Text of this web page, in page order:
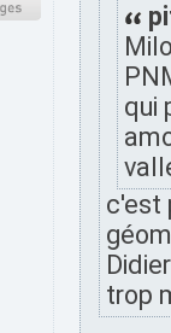
qui
c'est
trop